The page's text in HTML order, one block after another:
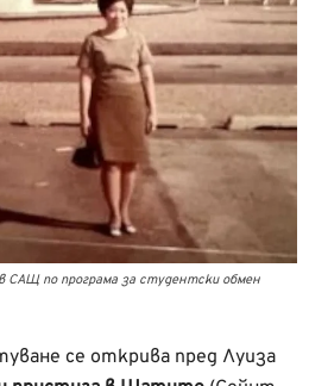
САЩ по програма за студентски обмен
се открива пред Луиза